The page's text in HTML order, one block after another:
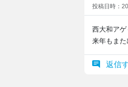
投稿日時：
西大和ア
来年もまた
返信